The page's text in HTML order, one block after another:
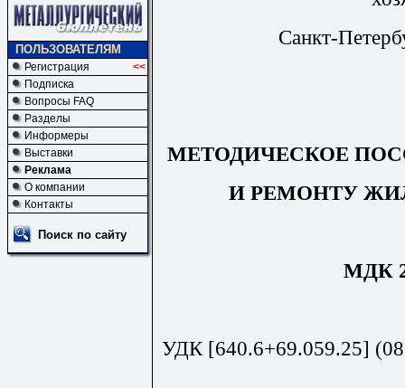
ПОЛЬЗОВАТЕЛЯМ
Регистрация
<<
Подписка
Вопросы FAQ
Разделы
Информеры
Выставки
Реклама
О компании
Контакты
Поиск по сайту
Санкт-
МЕТОДИЧЕСКОЕ
И РЕМОНТУ
МДК
УДК [640.6+69.059.25]